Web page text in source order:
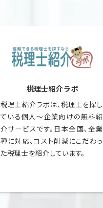
税理士紹介ラボ
税理士紹介ラボは、税理士を探し
ている個人～企業向けの無料紹
介サービスです。日本全国、全業
種に対応、コスト削減にこだわっ
た税理士を紹介しています。